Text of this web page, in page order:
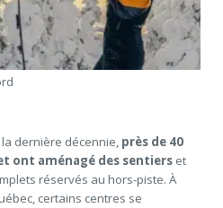
dernière décennie, près de 40
ont aménagé des sentiers et
réservés au hors-piste. À
certains centres se